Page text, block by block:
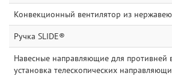
Конвекционный вентилятор из
Ручка SLIDE®
Навесные направляющие для противней
установка телескопических